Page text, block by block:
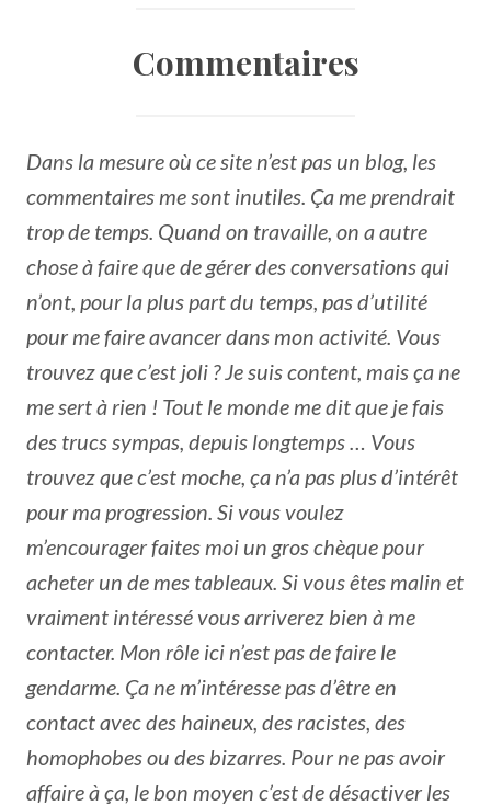
Commentaires
Dans la mesure où ce site n’est pas un blog, les
commentaires me sont inutiles. Ça me prendrait
trop de temps. Quand on travaille, on a autre
chose à faire que de gérer des conversations qui
n’ont, pour la plus part du temps, pas d’utilité
pour me faire avancer dans mon activité. Vous
trouvez que c’est joli ? Je suis content, mais ça ne
me sert à rien ! Tout le monde me dit que je fais
des trucs sympas, depuis longtemps … Vous
trouvez que c’est moche, ça n’a pas plus d’intérêt
pour ma progression. Si vous voulez
m’encourager faites moi un gros chèque pour
acheter un de mes tableaux. Si vous êtes malin et
vraiment intéressé vous arriverez bien à me
contacter. Mon rôle ici n’est pas de faire le
gendarme. Ça ne m’intéresse pas d’être en
contact avec des haineux, des racistes, des
homophobes ou des bizarres. Pour ne pas avoir
affaire à ça, le bon moyen c’est de désactiver les